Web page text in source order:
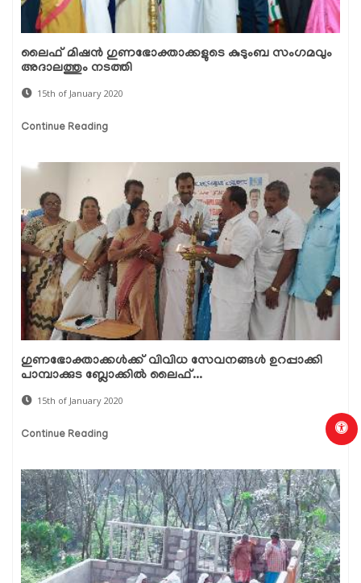
ലൈഫ് മിഷന്‍ ഗുണഭോക്താക്കളുടെ കുടുംബ സംഗമവും
അദാലത്തും നടത്തി
15th of January 2020
Continue Reading
ഗുണഭോക്താക്കള്‍ക്ക് വിവിധ സേവനങ്ങള്‍ ഉറപ്പാക്കി
പാമ്പാക്കുട ബ്ലോക്കില്‍ ലൈഫ്...
15th of January 2020
Continue Reading